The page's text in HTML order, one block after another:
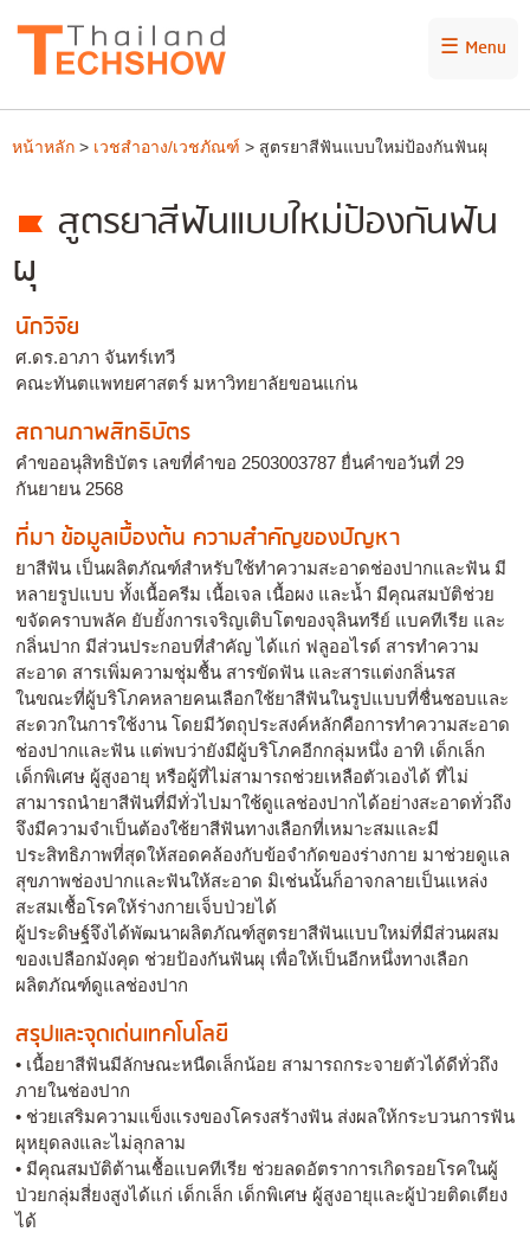
☰ Menu
หน้าหลัก > เวชสำอาง/เวชภัณฑ์ > สูตรยาสีฟันแบบใหม่ป้องกันฟันผุ
สูตรยาสีฟันแบบใหม่ป้องกันฟัน
ผุ
นักวิจัย
ศ.ดร.อาภา จันทร์เทวี
คณะทันตแพทยศาสตร์ มหาวิทยาลัยขอนแก่น
สถานภาพสิทธิบัตร
คำขออนุสิทธิบัตร เลขที่คำขอ 2503003787 ยื่นคำขอวันที่ 29
กันยายน 2568
ที่มา ข้อมูลเบื้องต้น ความสำคัญของปัญหา
ยาสีฟัน เป็นผลิตภัณฑ์สำหรับใช้ทำความสะอาดช่องปากและฟัน มี
หลายรูปแบบ ทั้งเนื้อครีม เนื้อเจล เนื้อผง และน้ำ มีคุณสมบัติช่วย
ขจัดคราบพลัค ยับยั้งการเจริญเติบโตของจุลินทรีย์ แบคทีเรีย และ
กลิ่นปาก มีส่วนประกอบที่สำคัญ ได้แก่ ฟลูออไรด์ สารทำความ
สะอาด สารเพิ่มความชุ่มชื้น สารขัดฟัน และสารแต่งกลิ่นรส
ในขณะที่ผู้บริโภคหลายคนเลือกใช้ยาสีฟันในรูปแบบที่ชื่นชอบและ
สะดวกในการใช้งาน โดยมีวัตถุประสงค์หลักคือการทำความสะอาด
ช่องปากและฟัน แต่พบว่ายังมีผู้บริโภคอีกกลุ่มหนึ่ง อาทิ เด็กเล็ก
เด็กพิเศษ ผู้สูงอายุ หรือผู้ที่ไม่สามารถช่วยเหลือตัวเองได้ ที่ไม่
สามารถนำยาสีฟันที่มีทั่วไปมาใช้ดูแลช่องปากได้อย่างสะอาดทั่วถึง
จึงมีความจำเป็นต้องใช้ยาสีฟันทางเลือกที่เหมาะสมและมี
ประสิทธิภาพที่สุดให้สอดคล้องกับข้อจำกัดของร่างกาย มาช่วยดูแล
สุขภาพช่องปากและฟันให้สะอาด มิเช่นนั้นก็อาจกลายเป็นแหล่ง
สะสมเชื้อโรคให้ร่างกายเจ็บป่วยได้
ผู้ประดิษฐ์จึงได้พัฒนาผลิตภัณฑ์สูตรยาสีฟันแบบใหม่ที่มีส่วนผสม
ของเปลือกมังคุด ช่วยป้องกันฟันผุ เพื่อให้เป็นอีกหนึ่งทางเลือก
ผลิตภัณฑ์ดูแลช่องปาก
สรุปและจุดเด่นเทคโนโลยี
• เนื้อยาสีฟันมีลักษณะหนืดเล็กน้อย สามารถกระจายตัวได้ดีทั่วถึง
ภายในช่องปาก
• ช่วยเสริมความแข็งแรงของโครงสร้างฟัน ส่งผลให้กระบวนการฟัน
ผุหยุดลงและไม่ลุกลาม
• มีคุณสมบัติต้านเชื้อแบคทีเรีย ช่วยลดอัตราการเกิดรอยโรคในผู้
ป่วยกลุ่มสี่ยงสูงได้แก่ เด็กเล็ก เด็กพิเศษ ผู้สูงอายุและผู้ป่วยติดเตียง
ได้